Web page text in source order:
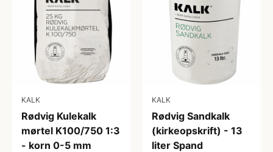
KALK
Rødvig Kulekalk
mørtel K100/750 1:3
- korn 0-5 mm
KALK
Rødvig Sandkalk
(kirkeopskrift) - 13
liter Spand